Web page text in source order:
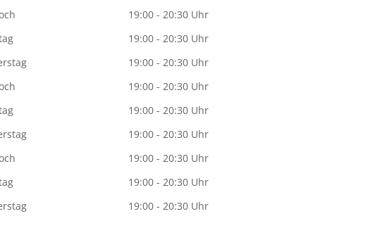
19:00 - 20:30 Uhr
19:00 - 20:30 Uhr
19:00 - 20:30 Uhr
19:00 - 20:30 Uhr
19:00 - 20:30 Uhr
19:00 - 20:30 Uhr
19:00 - 20:30 Uhr
19:00 - 20:30 Uhr
19:00 - 20:30 Uhr